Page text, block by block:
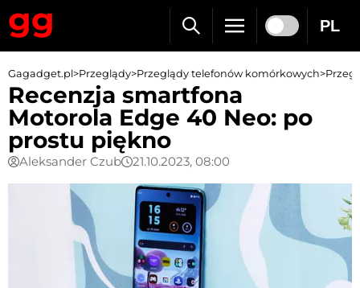
PL
Gagadget.pl>Przeglądy>Przeglądy telefonów komórkowych>
Recenzja smartfona
Motorola Edge 40 Neo: po
prostu piękno
Aleksander Czub 21.10.2023, 08:00